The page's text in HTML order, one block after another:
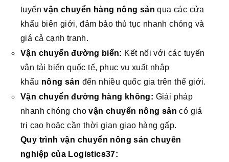
tuyếnvận chuyển hàng nông sản qua các cửa
khẩu biên giới, đảm bảo thủ tục nhanh chóng và
giá cả cạnh tranh.
Vận chuyển đường biển: Kết nối với các tuyến
vận tải biển quốc tế, phục vụ xuất nhập
khẩu nông sản đến nhiều quốc gia trên thế giới.
Vận chuyển đường hàng không: Giải pháp
nhanh chóng chovận chuyển nông sản có giá
trị cao hoặc cần thời gian giao hàng gấp.
Quy trình vận chuyển nông sản chuyên
nghiệp của Logistics37: